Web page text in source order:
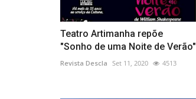
Teatro Artimanha repõe
"Sonho de uma Noite de Verão"
Revista Descla Set 11, 2020 4513